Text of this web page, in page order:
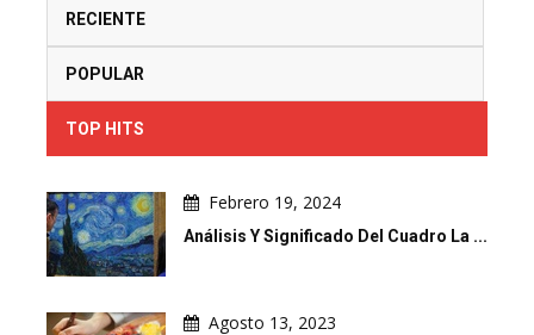
RECIENTE
POPULAR
TOP HITS
Febrero 19, 2024
Análisis Y Significado Del Cuadro La ...
Agosto 13, 2023